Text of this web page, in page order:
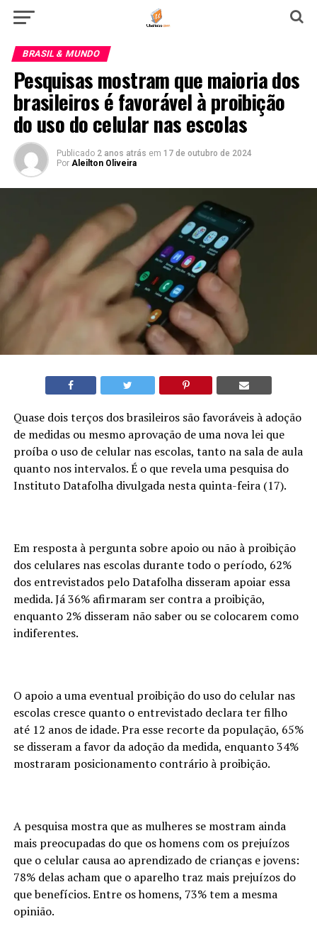
BRASIL & MUNDO
Pesquisas mostram que maioria dos
brasileiros é favorável à proibição
do uso do celular nas escolas
Publicado 2 anos atrás em 17 de outubro de 2024
Por Aleilton Oliveira
Quase dois terços dos brasileiros são favoráveis à adoção
de medidas ou mesmo aprovação de uma nova lei que
proíba o uso de celular nas escolas, tanto na sala de aula
quanto nos intervalos. É o que revela uma pesquisa do
Instituto Datafolha divulgada nesta quinta-feira (17).
Em resposta à pergunta sobre apoio ou não à proibição
dos celulares nas escolas durante todo o período, 62%
dos entrevistados pelo Datafolha disseram apoiar essa
medida. Já 36% afirmaram ser contra a proibição,
enquanto 2% disseram não saber ou se colocarem como
indiferentes.
O apoio a uma eventual proibição do uso do celular nas
escolas cresce quanto o entrevistado declara ter filho
até 12 anos de idade. Pra esse recorte da população, 65%
se disseram a favor da adoção da medida, enquanto 34%
mostraram posicionamento contrário à proibição.
A pesquisa mostra que as mulheres se mostram ainda
mais preocupadas do que os homens com os prejuízos
que o celular causa ao aprendizado de crianças e jovens:
78% delas acham que o aparelho traz mais prejuízos do
que benefícios. Entre os homens, 73% tem a mesma
opinião.